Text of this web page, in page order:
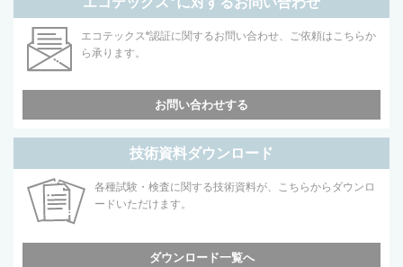
エコテックス®認証に関するお問い合わせ、ご依頼はこちらか
ら承ります。
お問い合わせする
技術資料ダウンロード
各種試験・検査に関する技術資料が、こちらからダウンロ
ードいただけます。
ダウンロード一覧へ